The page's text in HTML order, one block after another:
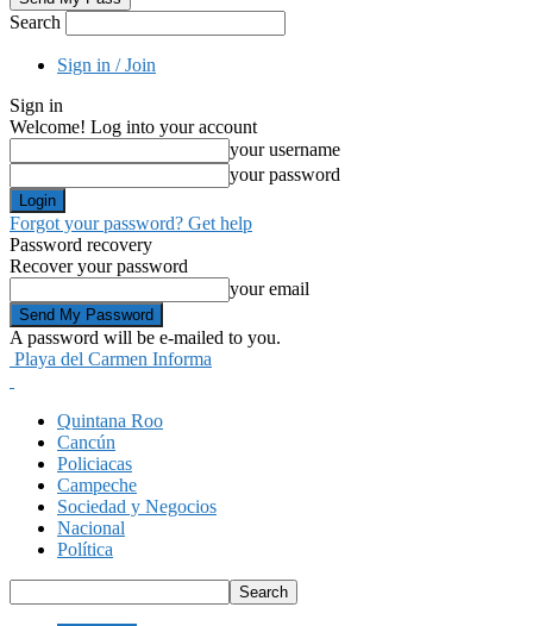
Search
Sign in / Join
Sign in
Welcome! Log into your account
your username
your password
Forgot your password? Get help
Password recovery
Recover your password
your email
A password will be e-mailed to you.
Playa del Carmen Informa
Quintana Roo
Cancún
Policiacas
Campeche
Sociedad y Negocios
Nacional
Política